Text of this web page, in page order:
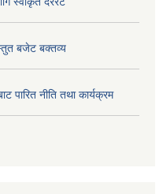
बजेट बक्तव्य
पारित नीति तथा कार्यक्रम